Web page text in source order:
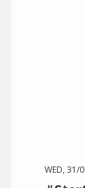
WED, 31/